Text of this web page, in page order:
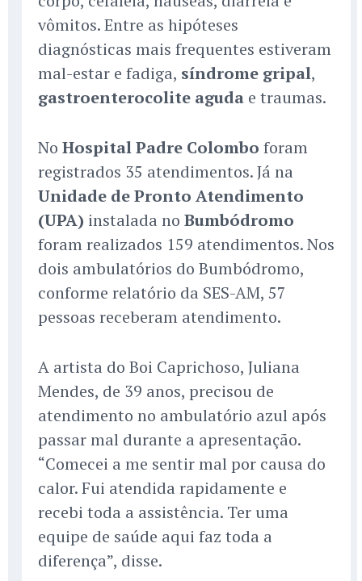
vômitos. Entre as hipóteses
diagnósticas mais frequentes estiveram
mal-estar e fadiga, síndrome gripal,
gastroenterocolite aguda e traumas.
No Hospital Padre Colombo foram
registrados 35 atendimentos. Já na
Unidade de Pronto Atendimento
(UPA) instalada no Bumbódromo
foram realizados 159 atendimentos. Nos
dois ambulatórios do Bumbódromo,
conforme relatório da SES-AM, 57
pessoas receberam atendimento.
A artista do Boi Caprichoso, Juliana
Mendes, de 39 anos, precisou de
atendimento no ambulatório azul após
passar mal durante a apresentação.
“Comecei a me sentir mal por causa do
calor. Fui atendida rapidamente e
recebi toda a assistência. Ter uma
equipe de saúde aqui faz toda a
diferença”, disse.